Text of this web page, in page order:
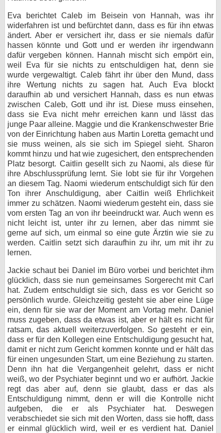
Eva berichtet Caleb im Beisein von Hannah, was ihr
widerfahren ist und befürchtet dann, dass es für ihn etwas
ändert. Aber er versichert ihr, dass er sie niemals dafür
hassen könnte und Gott und er werden ihr irgendwann
dafür vergeben können. Hannah mischt sich empört ein,
weil Eva für sie nichts zu entschuldigen hat, denn sie
wurde vergewaltigt. Caleb fährt ihr über den Mund, dass
ihre Wertung nichts zu sagen hat. Auch Eva blockt
daraufhin ab und versichert Hannah, dass es nun etwas
zwischen Caleb, Gott und ihr ist. Diese muss einsehen,
dass sie Eva nicht mehr erreichen kann und lässt das
junge Paar alleine. Maggie und die Krankenschwester Brie
von der Einrichtung haben aus Martin Loretta gemacht und
sie muss weinen, als sie sich im Spiegel sieht. Sharon
kommt hinzu und hat wie zugesichert, den entsprechenden
Platz besorgt. Caitlin gesellt sich zu Naomi, als diese für
ihre Abschlussprüfung lernt. Sie lobt sie für ihr Vorgehen
an diesem Tag. Naomi wiederum entschuldigt sich für den
Ton ihrer Anschuldigung, aber Caitlin weiß Ehrlichkeit
immer zu schätzen. Naomi wiederum gesteht ein, dass sie
vom ersten Tag an von ihr beeindruckt war. Auch wenn es
nicht leicht ist, unter ihr zu lernen, aber das nimmt sie
gerne auf sich, um einmal so eine gute Ärztin wie sie zu
werden. Caitlin setzt sich daraufhin zu ihr, um mit ihr zu
lernen.
Jackie schaut bei Daniel im Büro vorbei und berichtet ihm
glücklich, dass sie nun gemeinsames Sorgerecht mit Carl
hat. Zudem entschuldigt sie sich, dass es vor Gericht so
persönlich wurde. Gleichzeitig gesteht sie aber eine Lüge
ein, denn für sie war der Moment am Vortag mehr. Daniel
muss zugeben, dass da etwas ist, aber er hält es nicht für
ratsam, das aktuell weiterzuverfolgen. So gesteht er ein,
dass er für den Kollegen eine Entschuldigung gesucht hat,
damit er nicht zum Gericht kommen konnte und er hält das
für einen ungesunden Start, um eine Beziehung zu starten.
Denn ihn hat die Vergangenheit gelehrt, dass er nicht
weiß, wo der Psychiater beginnt und wo er aufhört. Jackie
regt das aber auf, denn sie glaubt, dass er das als
Entschuldigung nimmt, denn er will die Kontrolle nicht
aufgeben, die er als Psychiater hat. Deswegen
verabschiedet sie sich mit den Worten, dass sie hofft, dass
er einmal glücklich wird, weil er es verdient hat. Daniel